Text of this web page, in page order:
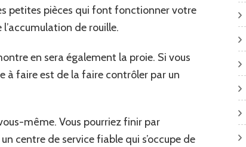
petites pièces qui font fonctionner votre
de rouille.
en sera également la proie. Si vous
à faire est de la faire contrôler par un
même. Vous pourriez finir par
centre de service fiable qui s’occupe de